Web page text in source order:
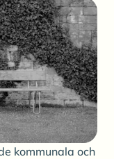
kommunala och